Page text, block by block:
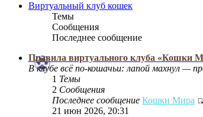
Виртуальный клуб кошек
Темы
Сообщения
Последнее сообщение
Правила виртуального клуба «Кошки
В клубе всё по‑кошачьи: лапой махнул —
1 Темы
2 Сообщения
Последнее сообщение Кошки Мира
21 июн 2026, 20:31